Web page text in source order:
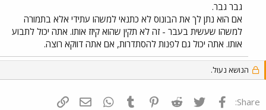
גבר גבר.
אם הוא נתן לך את הבונוס לא כתנאי למשהו עתידי אלא בתמורה
למשהו שעשית בעבר - זה לא תקין שהוא קיזז אותו. אתה יכול לתבוע
אותו. אתה יכול גם לפנות להסתדרות, אם אתה דווקא רוצה.
הנושא נעול.
Share: פייסבוק Twitter
Reddit
Pinterest
Tumblr
WhatsAppדואר אלקטרוני